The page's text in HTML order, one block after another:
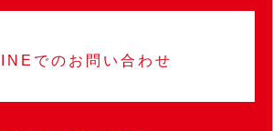
でのお問い合わせ